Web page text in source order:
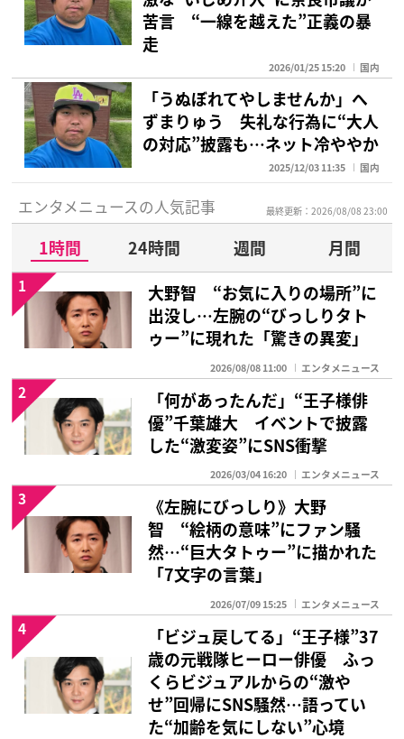
苦言 “一線を越えた”正義の暴
走
2026/01/25 15:20 国内
「うぬぼれてやしませんか」へ
ずまりゅう 失礼な行為に“大人
の対応”披露も…ネット冷ややか
2025/12/03 11:35 国内
エンタメニュースの人気記事 最終更新：2026/08/08 23:00
1時間 24時間 週間
月間
大野智 “お気に入りの場所”に
出没し…左腕の“びっしりタト
ゥー”に現れた「驚きの異変」
2026/08/08 11:00 エンタメニュース
1
「何があったんだ」“王子様俳
優”千葉雄大 イベントで披露
した“激変姿”にSNS衝撃
2026/03/04 16:20 エンタメニュース
2
《左腕にびっしり》大野
智 “絵柄の意味”にファン騒
然…“巨大タトゥー”に描かれた
「7文字の言葉」
2026/07/09 15:25 エンタメニュース
3
「ビジュ戻してる」“王子様”37
歳の元戦隊ヒーロー俳優 ふっ
くらビジュアルからの“激や
せ”回帰にSNS騒然…語ってい
た“加齢を気にしない”心境
4